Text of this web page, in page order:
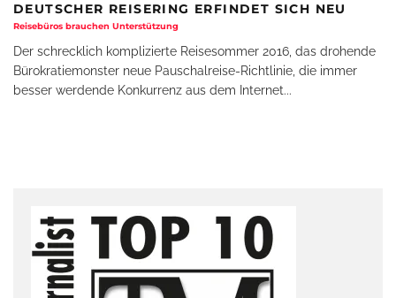
DEUTSCHER REISERING ERFINDET SICH NEU
Reisebüros brauchen Unterstützung
Der schrecklich komplizierte Reisesommer 2016, das drohende
Bürokratiemonster neue Pauschalreise-Richtlinie, die immer
besser werdende Konkurrenz aus dem Internet...